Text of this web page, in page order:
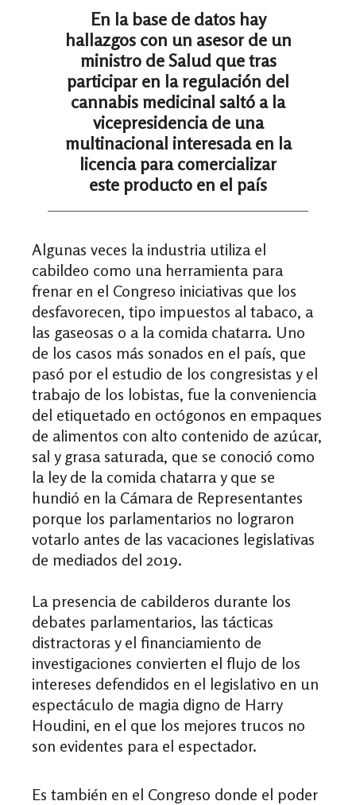
En la base de datos hay
hallazgos con un asesor de un
ministro de Salud que tras
participar en la regulación del
cannabis medicinal saltó a la
vicepresidencia de una
multinacional interesada en la
licencia para comercializar
este producto en el país
Algunas veces la industria utiliza el
cabildeo como una herramienta para
frenar en el Congreso iniciativas que los
desfavorecen, tipo impuestos al tabaco, a
las gaseosas o a la comida chatarra. Uno
de los casos más sonados en el país, que
pasó por el estudio de los congresistas y el
trabajo de los lobistas, fue la conveniencia
del etiquetado en octógonos en empaques
de alimentos con alto contenido de azúcar,
sal y grasa saturada, que se conoció como
la ley de la comida chatarra y que se
hundió en la Cámara de Representantes
porque los parlamentarios no lograron
votarlo antes de las vacaciones legislativas
de mediados del 2019.
La presencia de cabilderos durante los
debates parlamentarios, las tácticas
distractoras y el financiamiento de
investigaciones convierten el flujo de los
intereses defendidos en el legislativo en un
espectáculo de magia digno de Harry
Houdini, en el que los mejores trucos no
son evidentes para el espectador.
Es también en el Congreso donde el poder